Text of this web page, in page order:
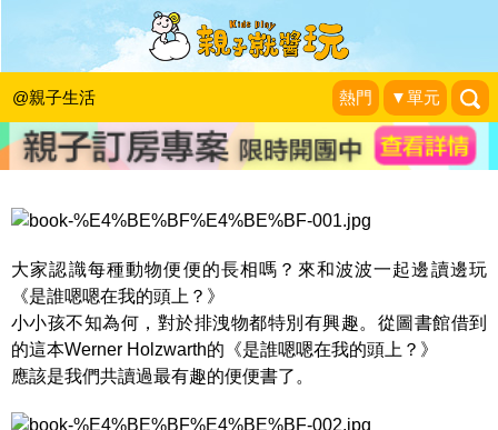
@親子生活 熱門 ▼單元
唉呀！《是誰嗯嗯在我的頭上？》讓我
瞧一瞧到底是誰做的！
波波。|2015-12-02
大家認識每種動物便便的長相嗎？來和波波一起邊讀邊玩
《是誰嗯嗯在我的頭上？》
小小孩不知為何，對於排洩物都特別有興趣。從圖書館借到
的這本Werner Holzwarth的《是誰嗯嗯在我的頭上？》
應該是我們共讀過最有趣的便便書了。